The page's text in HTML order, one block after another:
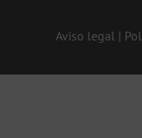
Aviso legal |